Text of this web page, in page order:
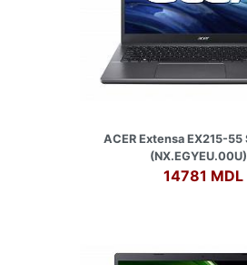
ACER Extensa EX215-55
14781 MDL